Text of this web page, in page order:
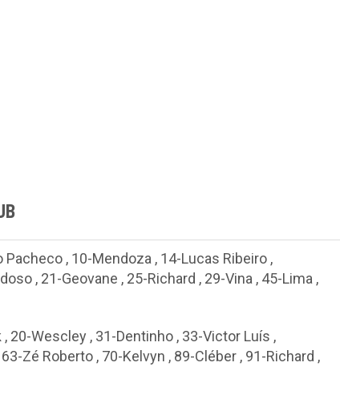
Pacheco , 10-Mendoza , 14-Lucas Ribeiro ,
, 21-Geovane , 25-Richard , 29-Vina , 45-Lima ,
, 20-Wescley , 31-Dentinho , 33-Victor Luís ,
63-Zé Roberto , 70-Kelvyn , 89-Cléber , 91-Richard ,